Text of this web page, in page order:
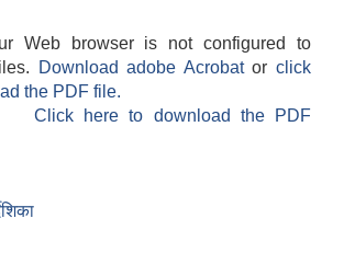
Web browser is not configured to
Download adobe Acrobatorclick
the PDF file.
Click here to download the PDF